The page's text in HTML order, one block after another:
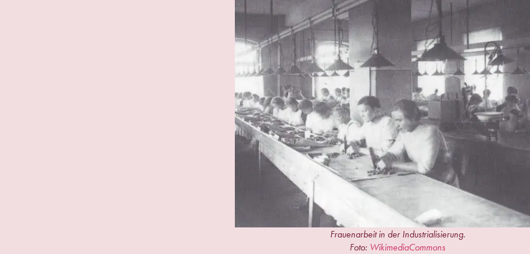
Frauenarbeit in der Industrialisierung.
Foto: WikimediaCommons